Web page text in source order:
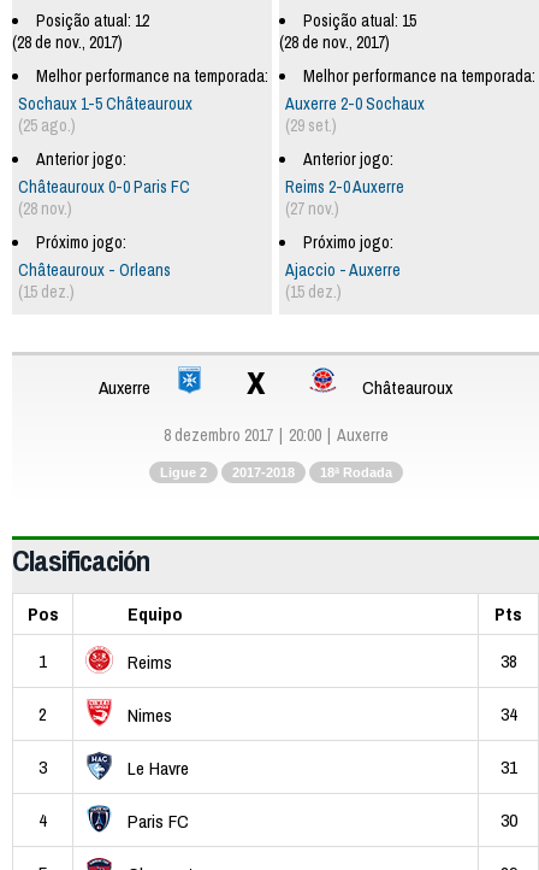
Posição atual: 15
(28 de nov., 2017)
Melhor performance na temporada:
Auxerre 2-0 Sochaux
(29 set.)
Anterior jogo:
Reims 2-0 Auxerre
(27 nov.)
Próximo jogo:
Ajaccio - Auxerre
(15 dez.)
Posição atual: 12
(28 de nov., 2017)
Melhor performance na temporada:
Sochaux 1-5 Châteauroux
(25 ago.)
Anterior jogo:
Châteauroux 0-0 Paris FC
(28 nov.)
Próximo jogo:
Châteauroux - Orleans
(15 dez.)
Auxerre x Châteauroux
8 dezembro 2017 20:00 Auxerre
Ligue 2 2017-2018 18ª Rodada
Clasificación
Pos Equipo
Pts
1
Reims 38
2 Nimes 34
3 Le Havre 31
4 Paris FC 30